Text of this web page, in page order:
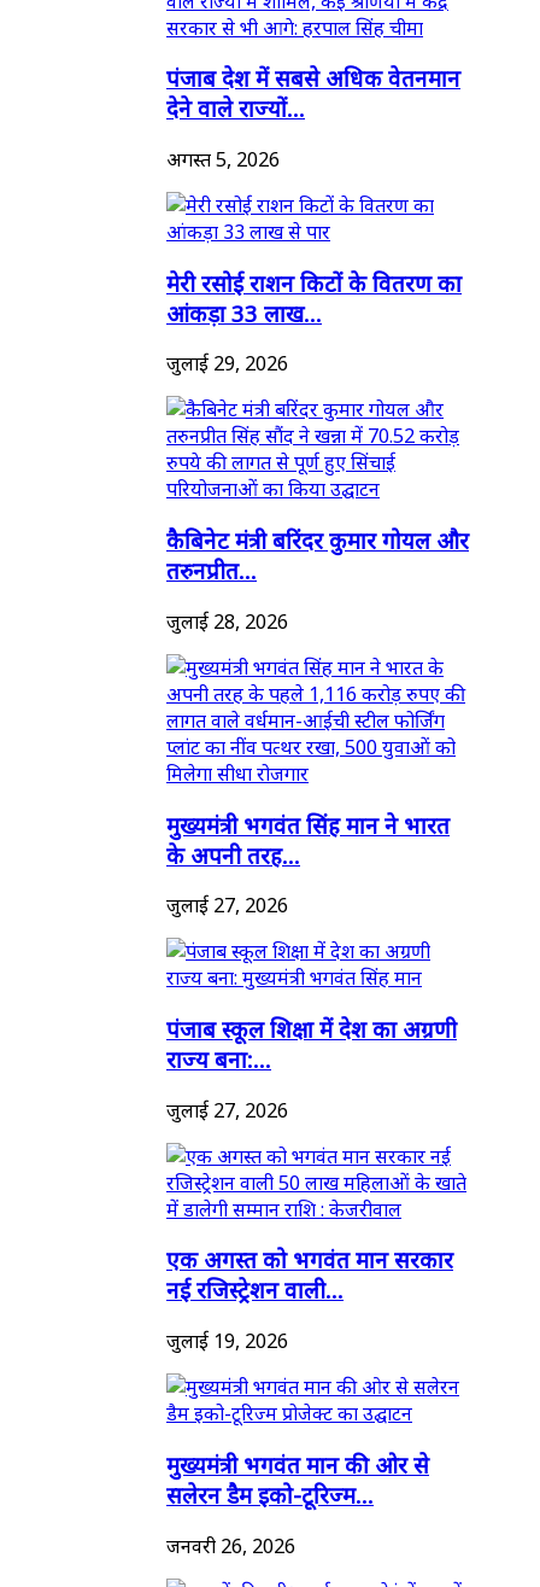
पंजाब देश में सबसे अधिक वेतनमान
देने वाले राज्यों...
अगस्त 5, 2026
मेरी रसोई राशन किटों के वितरण का
आंकड़ा 33 लाख...
जुलाई 29, 2026
कैबिनेट मंत्री बरिंदर कुमार गोयल और
तरुनप्रीत...
जुलाई 28, 2026
मुख्यमंत्री भगवंत सिंह मान ने भारत
के अपनी तरह...
जुलाई 27, 2026
पंजाब स्कूल शिक्षा में देश का अग्रणी
राज्य बना:...
जुलाई 27, 2026
एक अगस्त को भगवंत मान सरकार
नई रजिस्ट्रेशन वाली...
जुलाई 19, 2026
मुख्यमंत्री भगवंत मान की ओर से
सलेरन डैम इको-टूरिज्म...
जनवरी 26, 2026